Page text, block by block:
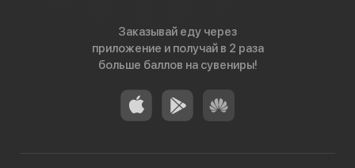
Заказывай еду через
приложение и получай в 2 раза
больше баллов на сувениры!